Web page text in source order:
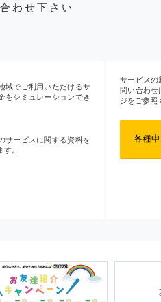
わせ下さい
域でご利用いただけるサ
をシミュレーションでき
サービスに関する資料を
。
サービスの
問い合わせ
ジをご参照
各種